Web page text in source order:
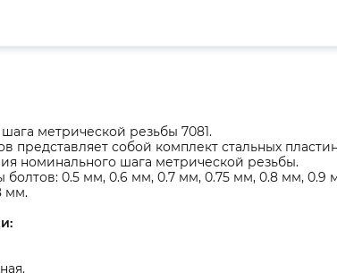
метрической резьбы 7081.
представляет собой комплект стальных
номинального шага метрической резьбы.
0.5 мм, 0.6 мм, 0.7 мм, 0.75 мм, 0.8 мм, 0.9
мм.